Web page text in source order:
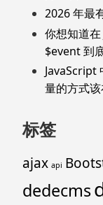
2026 年最
你想知道
$event 到
JavaScript
量的方式
标签
ajax api
dedecms